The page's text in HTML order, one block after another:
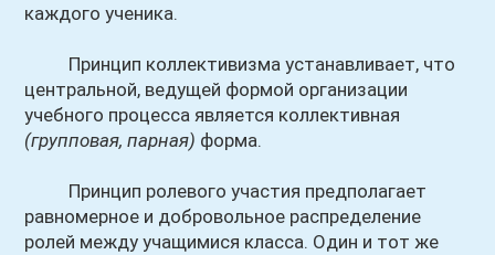
каждого ученика.
Принцип коллективизма устанавливает, что
центральной, ведущей формой организации
учебного процесса является коллективная
(групповая, парная) форма.
Принцип ролевого участия предполагает
равномерное и добровольное распределение
ролей между учащимися класса. Один и тот же